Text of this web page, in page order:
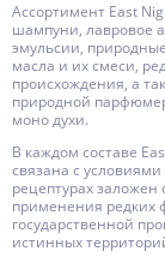
Ассортимент East
шампуни, лавровое
эмульсии,
масла и их смеси,
происхождения, а
природной
моно духи.
В каждом составе
связана с
рецептурах
применения редких
государственной
истинных